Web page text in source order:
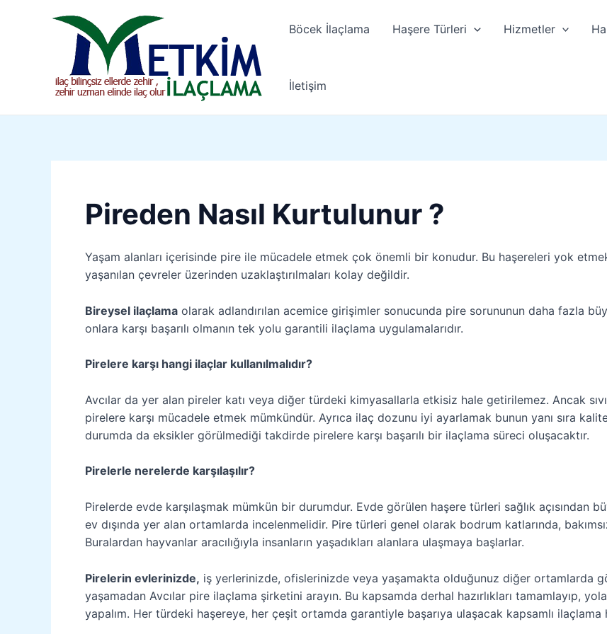
Böcek İlaçlama Haşere Türleri Hizmetler
İletişim
Pireden Nasıl Kurtulunur ?
Yaşam alanları içerisinde pire ile mücadele etmek çok önemli bir konudur. Bu haşereleri yok
yaşanılan çevreler üzerinden uzaklaştırılmaları kolay değildir.
Bireysel ilaçlama olarak adlandırılan acemice girişimler sonucunda pire sorununun daha fazla
onlara karşı başarılı olmanın tek yolu garantili ilaçlama uygulamalarıdır.
Pirelere karşı hangi ilaçlar kullanılmalıdır?
Avcılar da yer alan pireler katı veya diğer türdeki kimyasallarla etkisiz hale getirilemez. Ancak
pirelere karşı mücadele etmek mümkündür. Ayrıca ilaç dozunu iyi ayarlamak bunun yanı sıra
durumda da eksikler görülmediği takdirde pirelere karşı başarılı bir ilaçlama süreci oluşacaktır.
Pirelerle nerelerde karşılaşılır?
Pirelerde evde karşılaşmak mümkün bir durumdur. Evde görülen haşere türleri sağlık açısından
ev dışında yer alan ortamlarda incelenmelidir. Pire türleri genel olarak bodrum katlarında,
Buralardan hayvanlar aracılığıyla insanların yaşadıkları alanlara ulaşmaya başlarlar.
Pirelerin evlerinizde, iş yerlerinizde, ofislerinizde veya yaşamakta olduğunuz diğer ortamlarda
yaşamadan Avcılar pire ilaçlama şirketini arayın. Bu kapsamda derhal hazırlıkları tamamlayıp,
yapalım. Her türdeki haşereye, her çeşit ortamda garantiyle başarıya ulaşacak kapsamlı
gezinmesi